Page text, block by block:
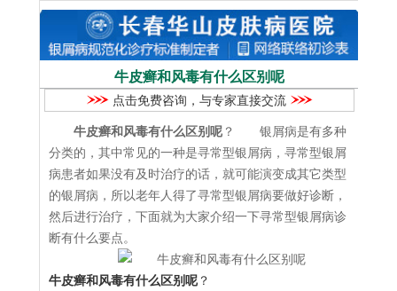
牛皮癣和风毒有什么区别呢
点击免费咨询，与专家直接交流
牛皮癣和风毒有什么区别呢 ？ 银屑病是有多种
分类的，其中常见的一种是寻常型银屑病，寻常型银屑
病患者如果没有及时治疗的话，就可能演变成其它类型
的银屑病，所以老年人得了寻常型银屑病要做好诊断，
然后进行治疗，下面就为大家介绍一下寻常型银屑病诊
断有什么要点。
牛皮癣和风毒有什么区别呢 ？